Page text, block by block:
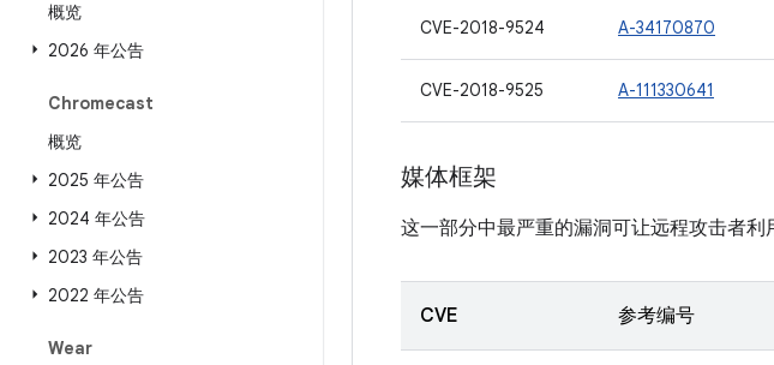
概览
2026 年公告
Chromecast
概览
2025 年公告
2024 年公告
2023 年公告
2022 年公告
Wear
CVE-2018-9524 A-34170870
CVE-2018-9525 A-111330641
媒体框架
这一部分中最严重的漏洞可让远程攻击者利
CVE 参考编号